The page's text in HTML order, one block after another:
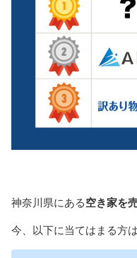
神奈川県にある空き家を
今、以下に当てはまる方